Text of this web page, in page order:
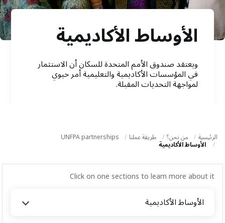
t
i الأوساط الأكاديمية
ويعتقد صندوق الأمم المتحدة للسكان أن الاستثمار
في المؤسسات الأكاديمية والتعليمية أمر حيوي
لمواجهة التحديات المقبلة.
الرئيسية من نحن؟ طريقة عملنا UNFPA partnerships
الأوساط الأكاديمية
Click on one sections to learn more about it
الأوساط الأكاديمية